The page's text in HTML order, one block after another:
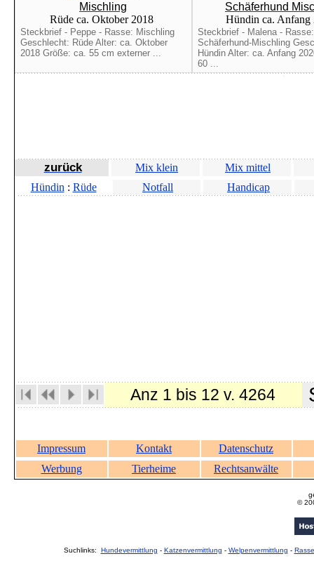
Mischling
Rüde ca. Oktober 2018
Steckbrief - Peppe - Rasse: Mischling
Geschlecht: Rüde Alter: ca. Oktober
2018 Größe: ca. 55 cm externer ...
Schäferhund
Hündin ca.
Steckbrief - Malena - Rasse:
Schäferhund-Mischling
Hündin Alter: ca. Anfang
60 ...
zurück Mix klein
Mix mittel
Hündin : Rüde Notfall Handicap
Anz 1 bis 12 v. 4264
Impressum Kontakt
Datenschutz
Werbung
Tierheime Rechtsanwälte
©
Suchlinks: Hundevermittlung - Katzenvermittlung - Welpenvermittlung -